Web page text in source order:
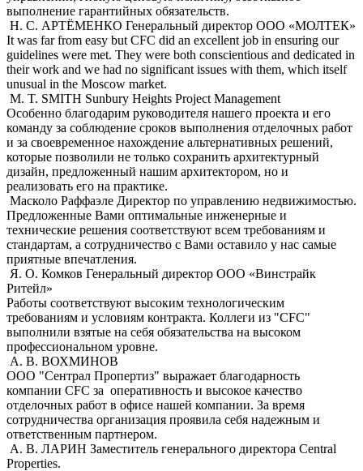
выполнение гарантийных обязательств.
Н. С. АРТЁМЕНКО Генеральный директор ООО «МОЛТЕК»
It was far from easy but CFC did an excellent job in ensuring our
guidelines were met. They were both conscientious and dedicated in
their work and we had no significant issues with them, which itself
unusual in the Moscow market.
M. T. SMITH Sunbury Heights Project Management
Особенно благодарим руководителя нашего проекта и его
команду за соблюдение сроков выполнения отделочных работ
и за своевременное нахождение альтернативных решений,
которые позволили не только сохранить архитектурный
дизайн, предложенный нашим архитектором, но и
реализовать его на практике.
Масколо Раффаэле Директор по управлению недвижимостью.
Предложенные Вами оптимальные инженерные и
технические решения соответствуют всем требованиям и
стандартам, а сотрудничество с Вами оставило у нас самые
приятные впечатления.
Я. О. Комков Генеральный директор ООО «Винстрайк
Ритейл»
Работы соответствуют высоким технологическим
требованиям и условиям контракта. Коллеги из "CFC"
выполнили взятые на себя обязательства на высоком
профессиональном уровне.
А. В. ВОХМИНОВ
ООО "Сентрал Пропертиз" выражает благодарность
компании CFC за оперативность и высокое качество
отделочных работ в офисе нашей компании. За время
сотрудничества организация проявила себя надежным и
ответственным партнером.
А. В. ЛАРИН Заместитель генерального директора Central
Properties.